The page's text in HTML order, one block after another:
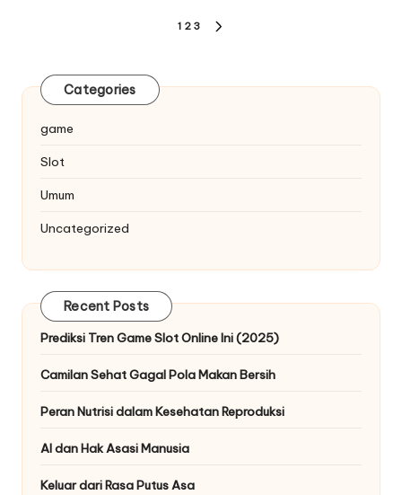
1 2 3
Categories
game
Slot
Umum
Uncategorized
Recent Posts
Prediksi Tren Game Slot Online Ini (2025)
Camilan Sehat Gagal Pola Makan Bersih
Peran Nutrisi dalam Kesehatan Reproduksi
AI dan Hak Asasi Manusia
Keluar dari Rasa Putus Asa